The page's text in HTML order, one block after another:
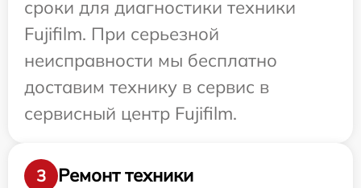
сроки для диагностики техники
Fujifilm. При серьезной
неисправности мы бесплатно
доставим технику в сервис в
сервисный центр Fujifilm.
3
Ремонт техники